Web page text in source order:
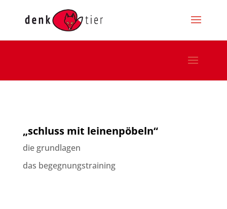
„schluss mit leinenpöbeln“
die grundlagen
das begegnungstraining